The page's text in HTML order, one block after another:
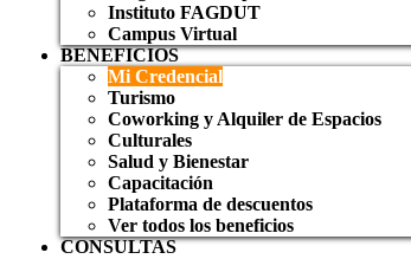
Instituto FAGDUT
Campus Virtual
BENEFICIOS
Mi Credencial
Turismo
Coworking y Alquiler de Espacios
Culturales
Salud y Bienestar
Capacitación
Plataforma de descuentos
Ver todos los beneficios
CONSULTAS